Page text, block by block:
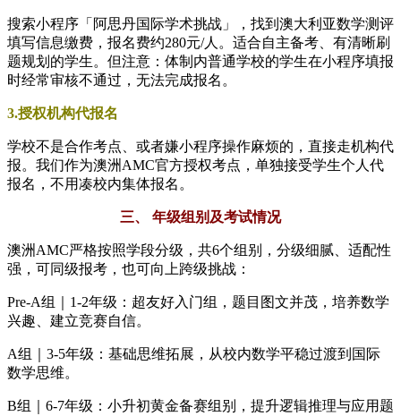
搜索小程序「阿思丹国际学术挑战」，找到澳大利亚数学测评
填写信息缴费，报名费约280元/人。适合自主备考、有清晰刷
题规划的学生。但注意：体制内普通学校的学生在小程序填报
时经常审核不通过，无法完成报名。
3.授权机构代报名
学校不是合作考点、或者嫌小程序操作麻烦的，直接走机构代
报。我们作为澳洲AMC官方授权考点，单独接受学生个人代
报名，不用凑校内集体报名。
三、 年级组别及考试情况
澳洲AMC严格按照学段分级，共6个组别，分级细腻、适配性
强，可同级报考，也可向上跨级挑战：
Pre-A组｜1-2年级：超友好入门组，题目图文并茂，培养数学
兴趣、建立竞赛自信。
A组｜3-5年级：基础思维拓展，从校内数学平稳过渡到国际
数学思维。
B组｜6-7年级：小升初黄金备赛组别，提升逻辑推理与应用题